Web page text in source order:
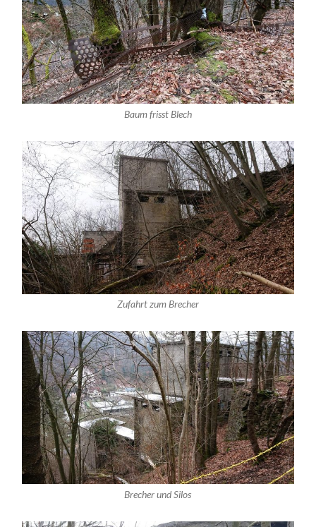
Baum frisst Blech
Zufahrt zum Brecher
Brecher und Silos